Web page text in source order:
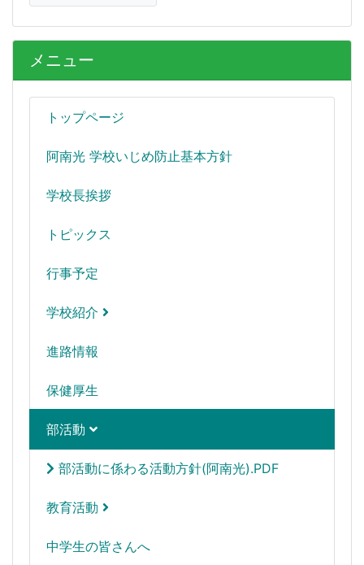
メニュー
トップページ
阿南光 学校いじめ防止基本方針
学校長挨拶
トピックス
行事予定
学校紹介
進路情報
保健厚生
部活動
部活動に係わる活動方針(阿南光).PDF
教育活動
中学生の皆さんへ